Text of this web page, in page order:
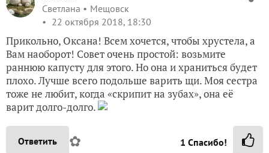
Светлана
Мещовск
22 октября 2018, 18:30
Прикольно, Оксана! Всем хочется, чтобы хрустела, а
Вам наоборот! Совет очень простой: возьмите
раннюю капусту для этого. Но она и храниться будет
плохо. Лучше всего подольше варить щи. Моя сестра
тоже не любит, когда «скрипит на зубах», она её
варит долго-долго.
Ответить ✿ 1 Спасибо!